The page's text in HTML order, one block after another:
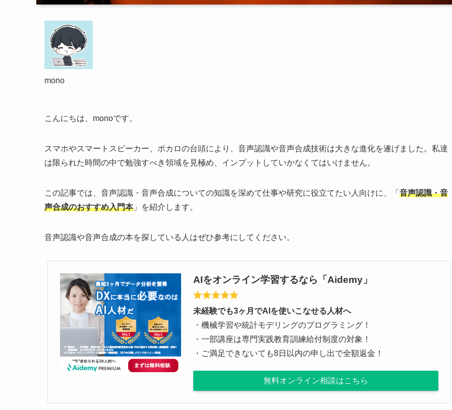
mono
こんにちは、monoです。
スマホやスマートスピーカー、ボカロの台頭により、音声認識や音声合成技術は大きな進化を遂げました。私達
は限られた時間の中で勉強すべき領域を見極め、インプットしていかなくてはいけません。
この記事では、音声認識・音声合成についての知識を深めて仕事や研究に役立てたい人向けに、「 音声認識・音
声合成のおすすめ入門本」を紹介します。
音声認識や音声合成の本を探している人はぜひ参考にしてください。
AIをオンライン学習するなら「Aidemy」
未経験でも3ヶ月でAIを使いこなせる人材へ
・機械学習や統計モデリングのプログラミング！
・一部講座は専門実践教育訓練給付制度の対象！
・ご満足できないても8日以内の申し出で全額返金！
無料オンライン相談はこちら